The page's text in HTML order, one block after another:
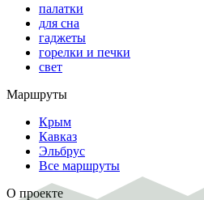
палатки
для сна
гаджеты
горелки и печки
свет
Маршруты
Крым
Кавказ
Эльбрус
Все маршруты
О проекте